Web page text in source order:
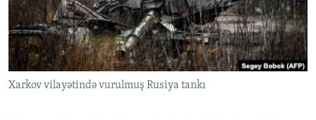
İNFOQRAFIKA
KARIKATURA
AZƏRBAYCAN ƏDƏBIYYATI KITABXANASI
İSLAM VƏ DEMOKRATIYA
İZ - MƏDƏNIYYƏT PROQRAMI
MISSIYAMIZ
PEŞƏ ETIKASI VƏ JURNALISTIKA STANDARTLARIMIZ
MATERIALLARIMIZDAN ISTIFADƏ
AZADLIQRADIOSU MOBIL TELEFONUNUZDA
BIZI IZLƏ
RFE/RL-in bütün saytları
Xarkov vilayətində vurulmuş Rusiya tankı